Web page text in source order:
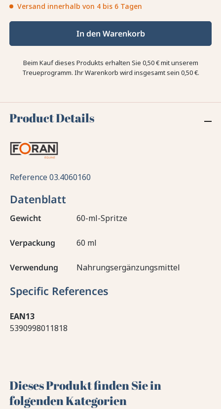
Versand innerhalb von 4 bis 6 Tagen
In den Warenkorb
Beim Kauf dieses Produkts erhalten Sie 0,50 €mit unserem
Treueprogramm. Ihr Warenkorb wird insgesamt sein 0,50 €.
Product Details
Reference03.4060160
Datenblatt
Gewicht 60-ml-Spritze
Verpackung 60 ml
Verwendung Nahrungsergänzungsmittel
Specific References
EAN13
5390998011818
Dieses Produkt finden Sie in
folgenden Kategorien